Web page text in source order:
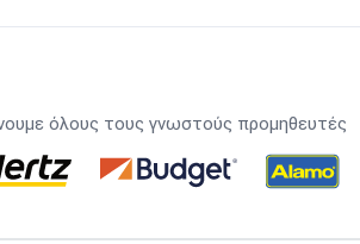
όλους τους γνωστούς προμηθευτές